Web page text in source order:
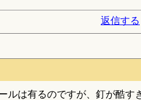
返信する
は有るのですが、釘が酷